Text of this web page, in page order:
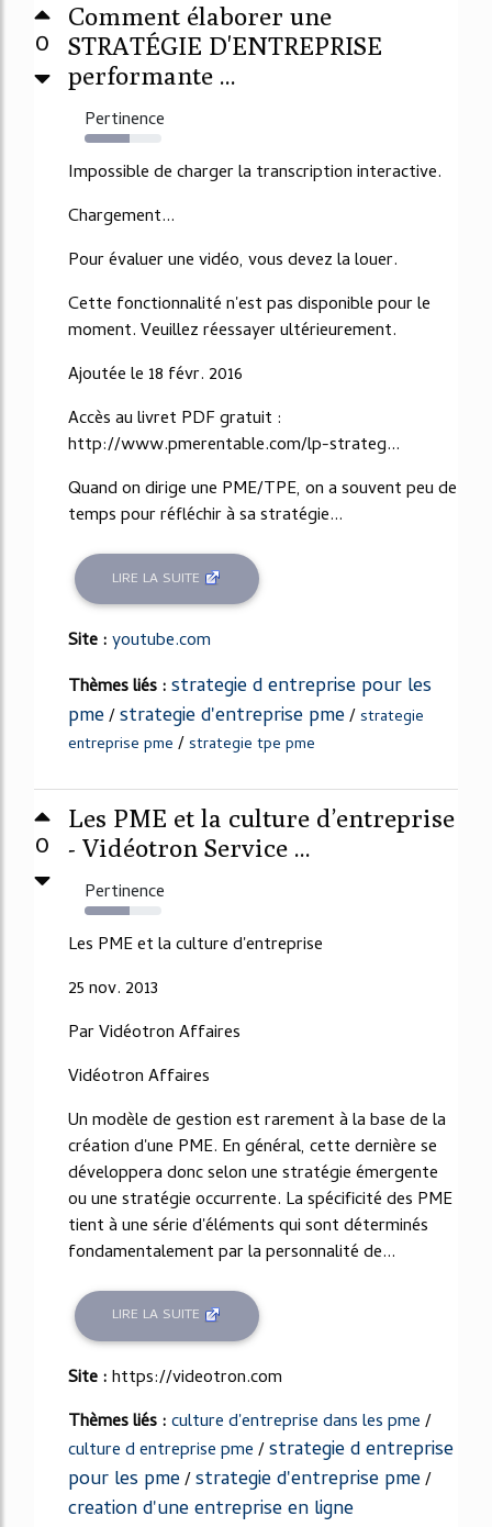
0
Comment élaborer une
STRATÉGIE D'ENTREPRISE
performante ...
Pertinence
58%
Impossible de charger la transcription interactive.
Chargement...
Pour évaluer une vidéo, vous devez la louer.
Cette fonctionnalité n'est pas disponible pour le
moment. Veuillez réessayer ultérieurement.
Ajoutée le 18 févr. 2016
Accès au livret PDF gratuit :
http://www.pmerentable.com/lp-strateg...
Quand on dirige une PME/TPE, on a souvent peu de
temps pour réfléchir à sa stratégie...
LIRE LA SUITE
Site :youtube.com
Thèmes liés :strategie d entreprise pour les
pme/strategie d'entreprise pme/strategie
entreprise pme /strategie tpe pme
0
Les PME et la culture d’entreprise
- Vidéotron Service ...
Pertinence
58%
Les PME et la culture d'entreprise
25 nov. 2013
Par Vidéotron Affaires
Vidéotron Affaires
Un modèle de gestion est rarement à la base de la
création d'une PME. En général, cette dernière se
développera donc selon une stratégie émergente
ou une stratégie occurrente. La spécificité des PME
tient à une série d'éléments qui sont déterminés
fondamentalement par la personnalité de...
LIRE LA SUITE
Site :https://videotron.com
Thèmes liés :culture d'entreprise dans les pme/
culture d entreprise pme/strategie d entreprise
pour les pme/strategie d'entreprise pme/
creation d'une entreprise en ligne